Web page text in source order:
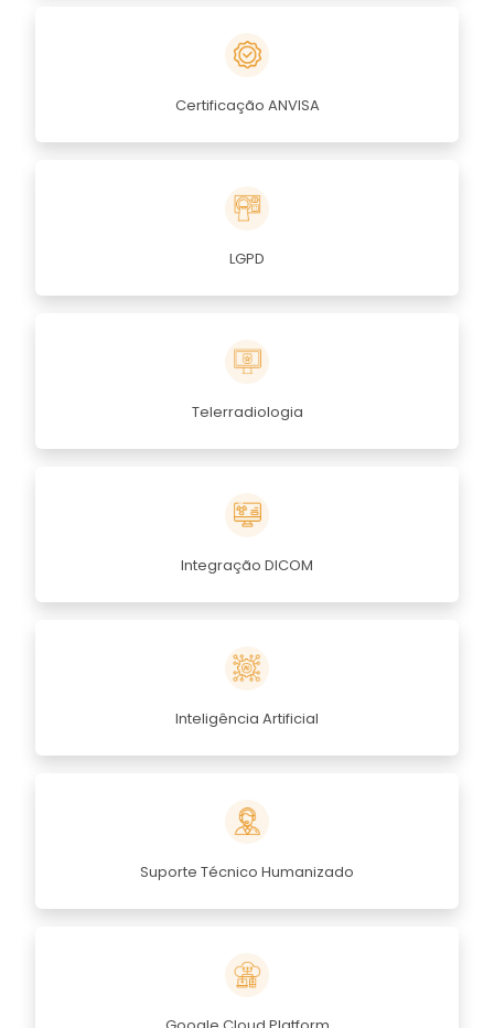
Certificação ANVISA
LGPD
Telerradiologia
Integração DICOM
Inteligência Artificial
Suporte Técnico Humanizado